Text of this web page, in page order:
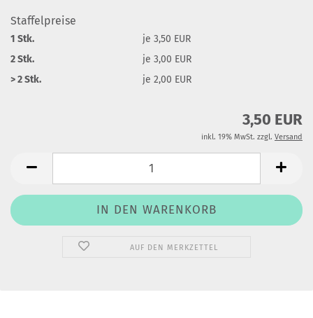
Staffelpreise
1 Stk.
je 3,50 EUR
2 Stk.
je 3,00 EUR
> 2 Stk.
je 2,00 EUR
3,50 EUR
inkl. 19% MwSt. zzgl. Versand
AUF DEN MERKZETTEL